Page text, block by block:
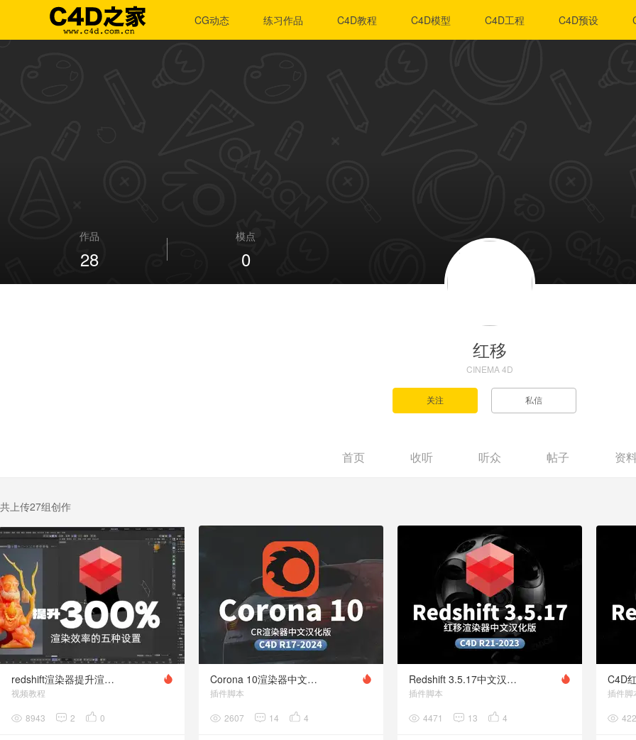
CG动态 练习作品 C4D教程 C4D模型 C4D工程 C4D预设
作品
28
模点
0
红移
CINEMA 4D
首页 收听 听众 帖子 资
共上传27组创作
redshift渲染器提升渲染效率的5大核心设置红移渲染器提升300%渲染效率的方法
视频教程
8943 2 0
Corona 10渲染器中文汉化包
插件脚本
2607 14 4
Redshift 3.5.17中文汉化包
插件脚本
4471 13 4
插件脚